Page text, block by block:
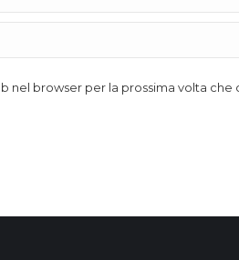
nel browser per la prossima volta che